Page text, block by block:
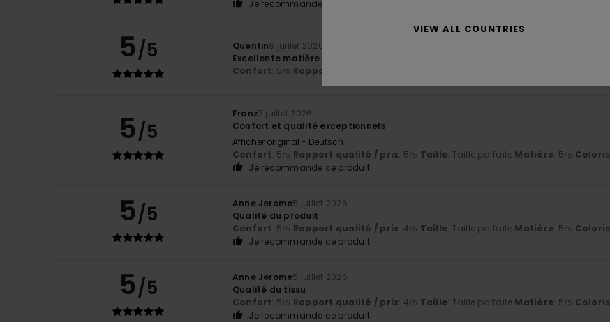
Je recommande ce produit
5/5 Quentin8 juillet 2026
Excellente matière légère et beau coloris
Confort: 5 /5 Rapport qualité / prix
5/5
Franz7 juillet 2026
Confort et qualité exceptionnels
Afficher original - Deutsch
Confort: 5 /5 Rapport qualité / prix: 5 /5 Taille: Taille parfaite Matière: 5 /5 Coloris
Je recommande ce produit
5/5 Anne Jerome5 juillet 2026
Qualité du produit
Confort: 5 /5 Rapport qualité / prix: 4 /5 Taille: Taille parfaite Matière: 5 /5 Coloris
Je recommande ce produit
5/5 Anne Jerome5 juillet 2026
Qualité du tissu
Confort: 5 /5 Rapport qualité / prix: 4 /5 Taille: Taille parfaite Matière: 5 /5 Coloris
Je recommande ce produit
VIEW ALL COUNTRIES